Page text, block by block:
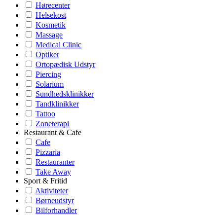
Hørecenter
Helsekost
Kosmetik
Massage
Medical Clinic
Optiker
Ortopædisk Udstyr
Piercing
Solarium
Sundhedsklinikker
Tandklinikker
Tattoo
Zoneterapi
Restaurant & Cafe
Cafe
Pizzaria
Restauranter
Take Away
Sport & Fritid
Aktiviteter
Børneudstyr
Bilforhandler